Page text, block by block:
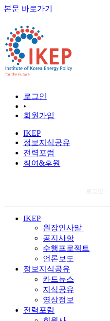
본문 바로가기
로그인
•
회원가입
IKEP
정보지식공유
전력포럼
참여&후원
IKEP
원장인사말
공지사항
수행프로젝트
언론보도
정보지식공유
카드뉴스
지식공유
영상정보
전력포럼